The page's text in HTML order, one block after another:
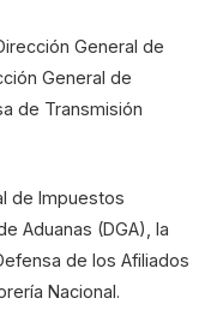
General de
General de
de Transmisión
de Impuestos
Aduanas (DGA), la
de los Afiliados
Nacional.